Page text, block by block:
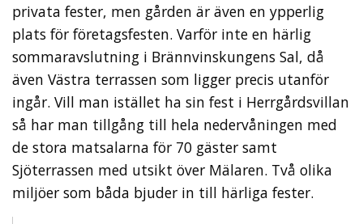
privata fester, men gården är även en ypperlig
plats för företagsfesten. Varför inte en härlig
sommaravslutning i Brännvinskungens Sal, då
även Västra terrassen som ligger precis utanför
ingår. Vill man istället ha sin fest i Herrgårdsvillan
så har man tillgång till hela nedervåningen med
de stora matsalarna för 70 gäster samt
Sjöterrassen med utsikt över Mälaren. Två olika
miljöer som båda bjuder in till härliga fester.